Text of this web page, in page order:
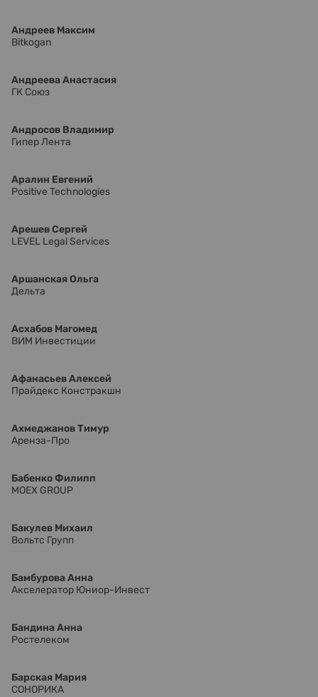
Андреев Максим
Bitkogan
Андреева Анастасия
ГК Союз
Андросов Владимир
Гипер Лента
Аралин Евгений
Positive Technologies
Арешев Сергей
LEVEL Legal Services
Аршанская Ольга
Дельта
Асхабов Магомед
ВИМ Инвестиции
Афанасьев Алексей
Прайдекс Констракшн
Ахмеджанов Тимур
Аренза-Про
Бабенко Филипп
MOEX GROUP
Бакулев Михаил
Вольтс Групп
Бамбурова Анна
Акселератор Юниор-Инвест
Бандина Анна
Ростелеком
Барская Мария
СОНОРИКА